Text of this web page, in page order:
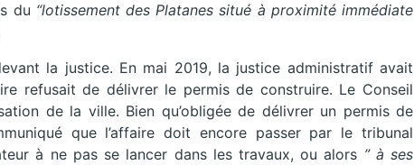
du “lotissement des Platanes situé à proximité immédiate
la justice. En mai 2019, la justice administratif avait
refusait de délivrer le permis de construire. Le Conseil
de la ville. Bien qu’obligée de délivrer un permis de
que l’affaire doit encore passer par le tribunal
à ne pas se lancer dans les travaux, ou alors ” à ses